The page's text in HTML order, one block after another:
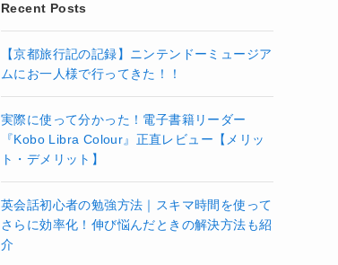
Recent Posts
【京都旅行記の記録】ニンテンドーミュージア
ムにお一人様で行ってきた！！
実際に使って分かった！電子書籍リーダー
『Kobo Libra Colour』正直レビュー【メリッ
ト・デメリット】
英会話初心者の勉強方法｜スキマ時間を使って
さらに効率化！伸び悩んだときの解決方法も紹
介